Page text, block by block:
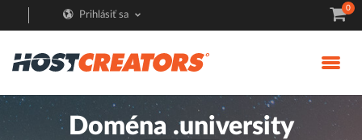
Prihlásiť sa
0
Doména .university